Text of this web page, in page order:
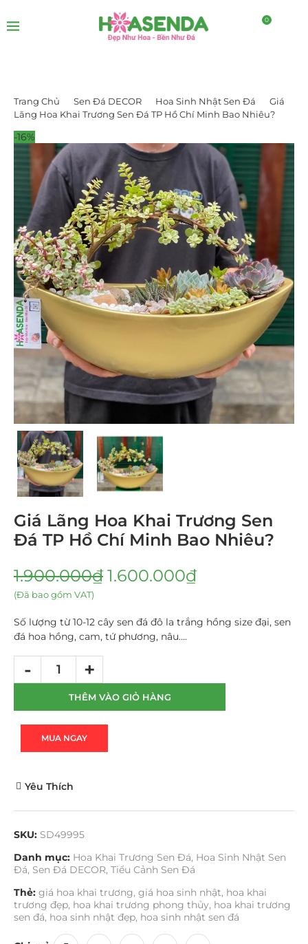
0
Trang Chủ Sen Đá DECOR Hoa Sinh Nhật Sen Đá
Giá
Lãng Hoa Khai Trương Sen Đá TP Hồ Chí Minh Bao Nhiêu?
-16%
Giá Lãng Hoa Khai Trương Sen
Đá TP Hồ Chí Minh Bao Nhiêu?
1.900.000₫ 1.600.000₫
(Đã bao gồm VAT)
Số lượng từ 10-12 cây sen đá đô la trắng hồng size đại, sen
đá hoa hồng, cam, tứ phương, nâu….
THÊM VÀO GIỎ HÀNG
MUA NGAY
Yêu Thích
SKU: SD49995
Danh mục: Hoa Khai Trương Sen Đá, Hoa Sinh Nhật Sen
Đá, Sen Đá DECOR, Tiểu Cảnh Sen Đá
Thẻ: giá hoa khai trương, giá hoa sinh nhật, hoa khai
trương đẹp, hoa khai trương phong thủy, hoa khai trương
sen đá, hoa sinh nhật đẹp, hoa sinh nhật sen đá